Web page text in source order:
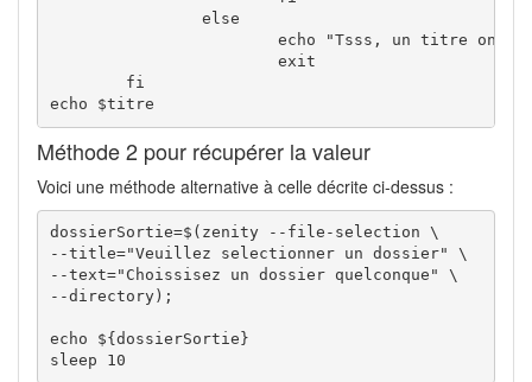
echo $titre
Méthode 2 pour récupérer la valeur
Voici une méthode alternative à celle décrite ci-dessus :
dossierSortie=$(zenity --file-selection \
--title="Veuillez selectionner un dossier" \
--text="Choissisez un dossier quelconque" \
--directory);
echo ${dossierSortie}
sleep 10